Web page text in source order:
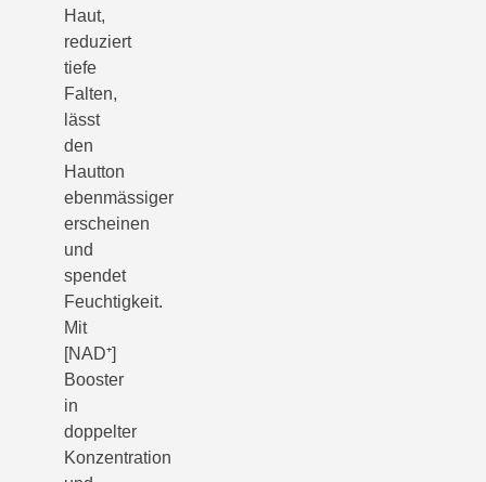
Haut,
reduziert
tiefe
Falten,
lässt
den
Hautton
ebenmässiger
erscheinen
und
spendet
Feuchtigkeit.
Mit
[NAD⁺]
Booster
in
doppelter
Konzentration